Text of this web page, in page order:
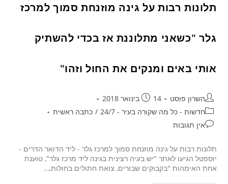
תלונות רבות על גינה מוזנחת סמוך למרכז
גלר "כשאני מתלוננת אז בכדי להשתיק
אותי באים ומנקים את החול וזהו"
השרון פוסט
14 בינואר 2018
חדשות - כל מה שקורה בעיר - 24/7
/ כתבה ראשית
אין תגובות
תלונות רבות על גינה מוזנחת סמוך למרכז גלר - ליד הדואר הדרים -
יוספטל הגיעו לאתר "יש בעיה רצינית בגינה ליד מרכז גלר", טוענת
אחת האימהות "בקבוקים שבורים, צואת חתולים בחולות,…